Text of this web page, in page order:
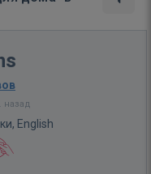
назад
English